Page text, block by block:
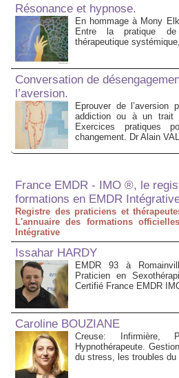
Résonance et hypnose.
En hommage à Mony
Entre la pratique de
thérapeutique
Conversation de
l’aversion.
Eprouver de l’aversion
addiction ou à un trait
Exercices pratiques
changement. Dr Alain
France EMDR - IMO ®, le
formations en EMDR
Registre des praticiens et
L'annuaire des formations
Intégrative
Issahar HARDY
EMDR 93 à
Praticien en
Certifié France EMDR
Caroline BOUZIANE
Creuse: Infirmière,
Hypnothérapeute.
du stress, les troubles